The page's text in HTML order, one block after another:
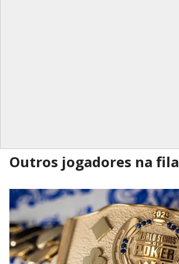
Outros jogadores na fila